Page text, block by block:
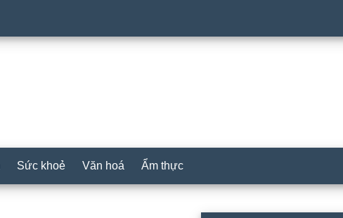
Sức khoẻ Văn hoá Ẩm thực